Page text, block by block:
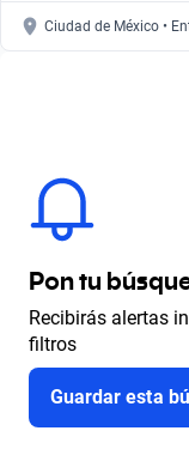
Ciudad de México •
Pon tu
Recibirás alertas
filtros
Guardar esta